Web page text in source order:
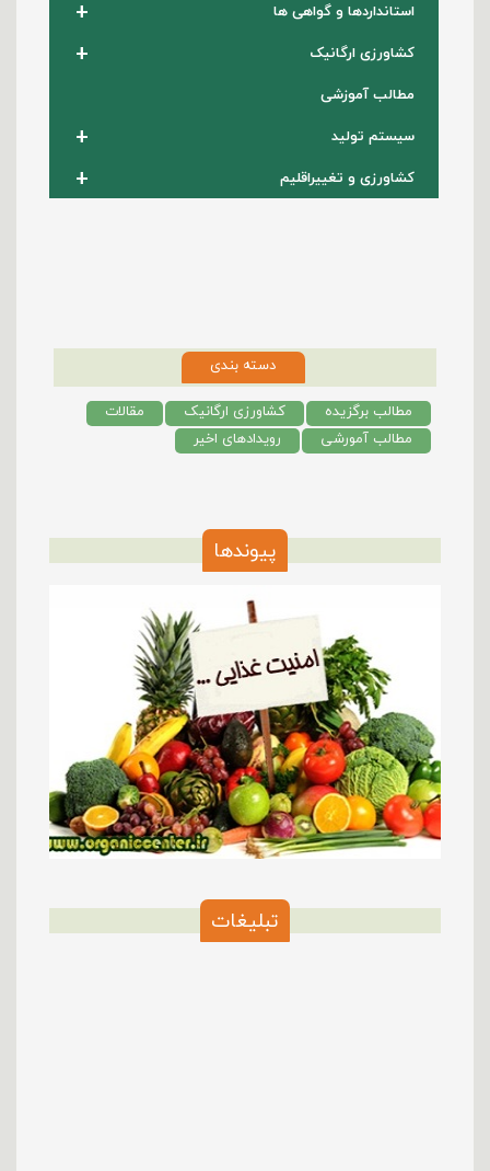
استانداردها و گواهی ها +
کشاورزی ارگانیک +
مطالب آموزشی
سیستم تولید
+
کشاورزی و تغییراقلیم +
دسته بندی
مطالب برگزیده
کشاورزی ارگانیک
مقالات
مطالب آمورشی
رویدادهای اخیر
پیوندها
تبلیغات